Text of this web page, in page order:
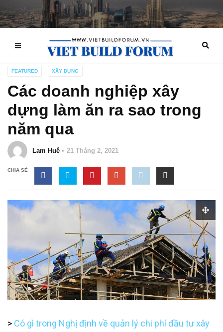
FEATURED XÂY DỰNG
Các doanh nghiệp xây
dựng làm ăn ra sao trong
năm qua
Lam Huê 21 Tháng 2, 2021
CHIA SẺ
> Có gì trong Nghị định về quản lý chi phí đầu tư xây